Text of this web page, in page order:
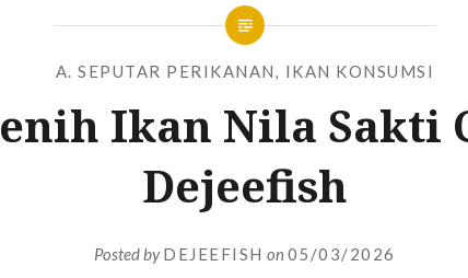
A. SEPUTAR PERIKANAN, IKAN KONSUMSI
Ikan Nila Sakti
Dejeefish
Posted byDEJEEFISH on 05/03/2026